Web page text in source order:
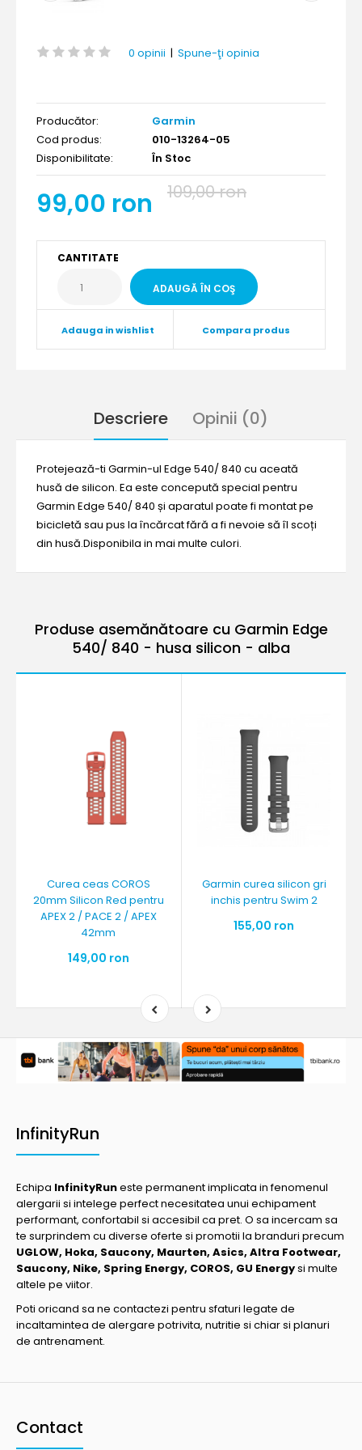
0 opinii | Spune-ţi opinia
Producător:
Garmin
Cod produs:
010-13264-05
Disponibilitate:
În Stoc
99,00 ron 109,00 ron
CANTITATE
Adauga in wishlist Compara produs
Descriere Opinii (0)
Protejează-ti Garmin-ul Edge 540/ 840 cu aceată
husă de silicon. Ea este concepută special pentru
Garmin Edge 540/ 840 și aparatul poate fi montat pe
bicicletă sau pus la încărcat fără a fi nevoie să îl scoți
din husă.Disponibila in mai multe culori.
Produse asemănătoare cu Garmin Edge
540/ 840 - husa silicon - alba
Curea ceas COROS
20mm Silicon Red pentru
APEX 2 / PACE 2 / APEX
42mm
149,00 ron
Garmin curea silicon gri
inchis pentru Swim 2
155,00 ron
InfinityRun
Echipa InfinityRuneste permanent implicata in fenomenul
alergarii si intelege perfect necesitatea unui echipament
performant, confortabil si accesibil ca pret. O sa incercam sa
te surprindem cu diverse oferte si promotii la branduri precum
UGLOW, Hoka, Saucony, Maurten, Asics, Altra Footwear,
Saucony, Nike, Spring Energy, COROS, GU Energysi multe
altele pe viitor.
Poti oricand sa ne contactezi pentru sfaturi legate de
incaltamintea de alergare potrivita, nutritie si chiar si planuri
de antrenament.
Contact